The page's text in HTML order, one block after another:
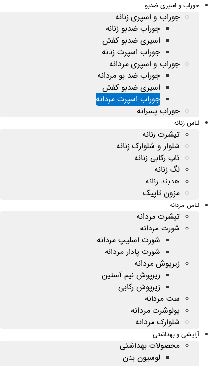
جوراب و اسپری ضدبو
جوراب و اسپری زنانه
جوراب ضدبو زنانه
اسپری ضدبو کفش
جوراب اسپرت زنانه
جوراب و اسپری مردانه
جوراب ضد بو مردانه
اسپری ضدبو کفش
جوراب اسپرت مردانه
جوراب پسرانه
لباس زنانه
تیشرت زنانه
شلوار و شلوارک زنانه
تاپ رکابی زنانه
لگ زنانه
هدبند زنانه
مزون تاپیک
لباس مردانه
تیشرت مردانه
شورت مردانه
شورت اسلیپ مردانه
شورت پادار مردانه
زیرپوش مردانه
زیرپوش نیم آستین
زیرپوش رکابی
ست مردانه
پولوشرت مردانه
شلوارک مردانه
آرایشی و بهداشتی
محصولات بهداشتی
لوسیون بدن